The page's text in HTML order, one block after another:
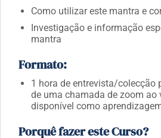
Como utilizar este mantra e
Investigação e informação
mantra
Formato:
1 hora de entrevista/colecção
de uma chamada de zoom ao
disponível como
Porquê fazer este Curso?